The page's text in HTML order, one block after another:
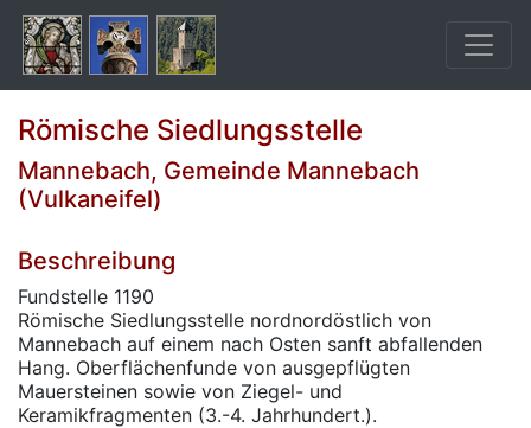
Römische Siedlungsstelle
Mannebach, Gemeinde Mannebach
(Vulkaneifel)
Beschreibung
Fundstelle 1190
Römische Siedlungsstelle nordnordöstlich von
Mannebach auf einem nach Osten sanft abfallenden
Hang. Oberflächenfunde von ausgepflügten
Mauersteinen sowie von Ziegel- und
Keramikfragmenten (3.-4. Jahrhundert.).